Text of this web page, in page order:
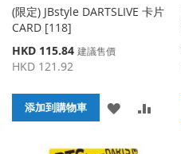
(限定) JBstyle DARTSLIVE 卡片
CARD [118]
特
殊
格
HKD 115.84 建議售價
HKD 121.92
添加到購物車
添